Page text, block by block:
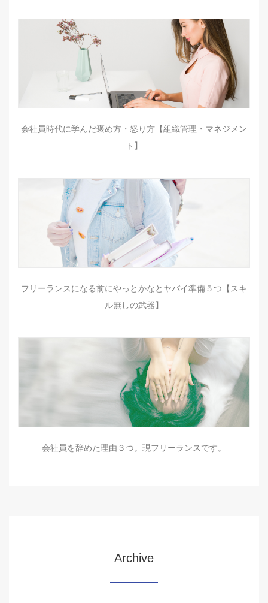
会社員時代に学んだ褒め方・怒り方【組織管理・マネジメン
ト】
フリーランスになる前にやっとかなとヤバイ準備５つ【スキ
ル無しの武器】
会社員を辞めた理由３つ。現フリーランスです。
Archive